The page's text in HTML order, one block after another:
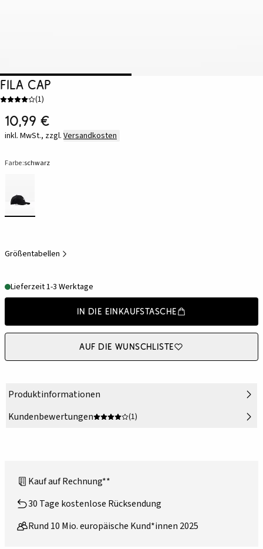
Fila Cap
(1)
10,99 €
inkl. MwSt., zzgl. Versandkosten
Farbe:schwarz
Größentabellen
Lieferzeit 1-3 Werktage
In die Einkaufstasche
Auf die Wunschliste
Produktinformationen
Kundenbewertungen
(1)
Kauf auf Rechnung**
30 Tage kostenlose Rücksendung
Rund 10 Mio. europäische Kund*innen 2025